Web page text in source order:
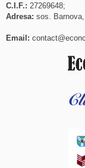
C.I.F.: 27269648;
Adresa: sos.
Email: